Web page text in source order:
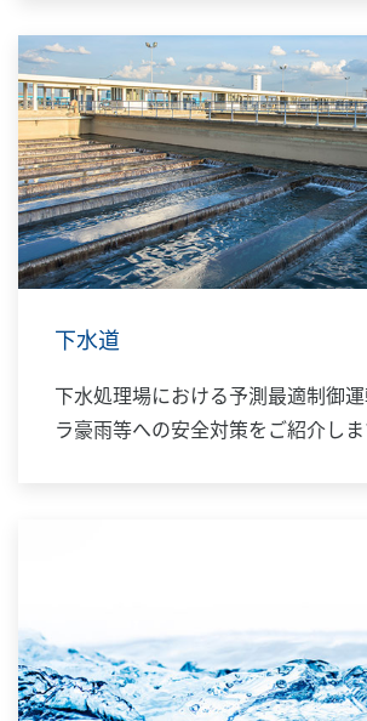
下水道
下水処理場における予測最適制御
ラ豪雨等への安全対策をご紹介しま